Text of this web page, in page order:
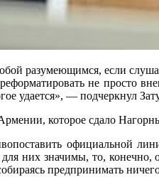
разумеющимся, если
не просто
удается», — подчеркнул
которое сдало
официальной
них значимы, то, конечно,
предпринимать ничего